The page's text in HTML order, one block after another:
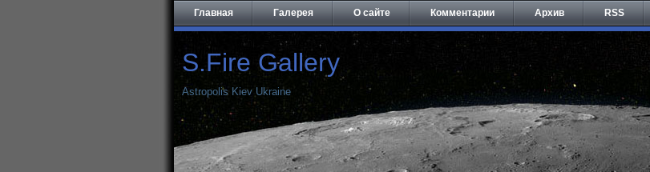
Главная Галерея О сайте Комментарии Архив RSS
S.Fire Gallery
Astropolis Kiev Ukraine